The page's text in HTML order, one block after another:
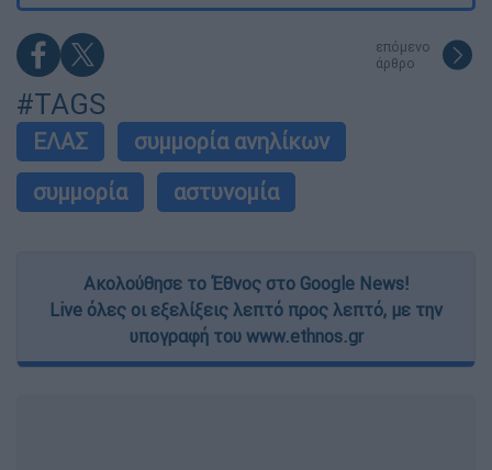
επόμενο
άρθρο
#TAGS
ΕΛΑΣ
συμμορία ανηλίκων
συμμορία
αστυνομία
Ακολούθησε το Έθνος στο Google News!
Live όλες οι εξελίξεις λεπτό προς λεπτό, με την
υπογραφή του www.ethnos.gr